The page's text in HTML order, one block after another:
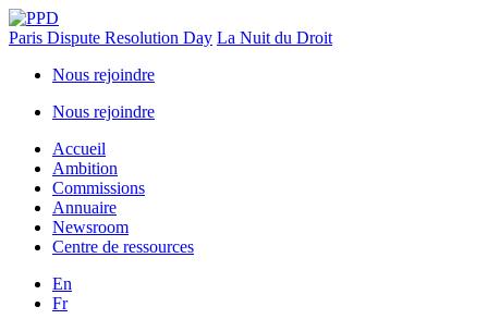
Paris Dispute Resolution Day La Nuit du Droit
Nous rejoindre
Nous rejoindre
Accueil
Ambition
Commissions
Annuaire
Newsroom
Centre de ressources
En
Fr